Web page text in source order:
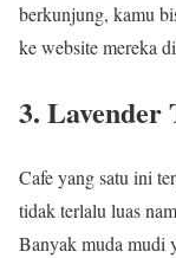
berkunjung, kamu
ke website mereka
3. Lavender
Cafe yang satu ini
tidak terlalu luas
Banyak muda mudi